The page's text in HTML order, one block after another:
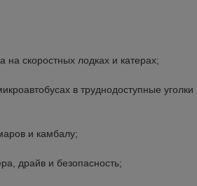
скоростных лодках и катерах;
в труднодоступные уголки
и камбалу;
драйв и безопасность;